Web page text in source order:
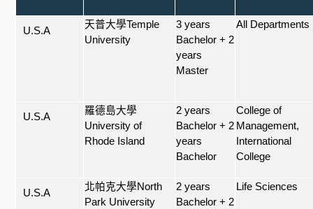
U.S.A
天普大學Temple
University
3 years
Bachelor + 2
years
Master
All Departments
U.S.A
羅德島大學
University of
Rhode Island
2 years
Bachelor + 2
years
Bachelor
College of
Management,
International
College
U.S.A
北帕克大學North
Park University
2 years
Bachelor + 2
Life Sciences